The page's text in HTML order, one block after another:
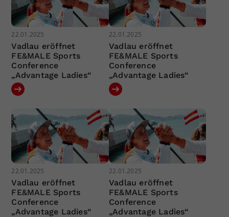
22.01.2025
Vadlau eröffnet
FE&MALE Sports
Conference
„Advantage Ladies“
22.01.2025
Vadlau eröffnet
FE&MALE Sports
Conference
„Advantage Ladies“
22.01.2025
Vadlau eröffnet
FE&MALE Sports
Conference
„Advantage Ladies“
22.01.2025
Vadlau eröffnet
FE&MALE Sports
Conference
„Advantage Ladies“